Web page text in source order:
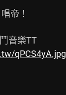
帝！
qPCS4yA.jpg